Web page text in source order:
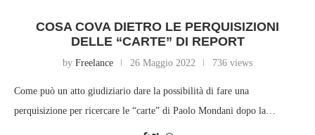
COSA COVA DIETRO LE PERQUISIZIONI
DELLE “CARTE” DI REPORT
by Freelance 26 Maggio 2022 736 views
Come può un atto giudiziario dare la possibilità di fare una
perquisizione per ricercare le “carte” di Paolo Mondani dopo la…